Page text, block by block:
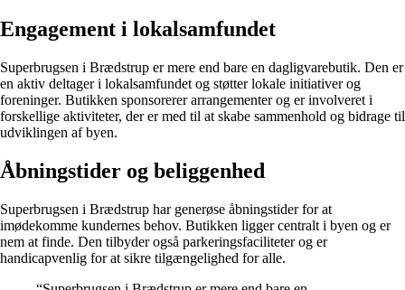
Engagement i lokalsamfundet
Superbrugsen i Brædstrup er mere end bare en dagligvarebutik. Den er
en aktiv deltager i lokalsamfundet og støtter lokale initiativer og
foreninger. Butikken sponsorerer arrangementer og er involveret i
forskellige aktiviteter, der er med til at skabe sammenhold og bidrage til
udviklingen af byen.
Åbningstider og beliggenhed
Superbrugsen i Brædstrup har generøse åbningstider for at
imødekomme kundernes behov. Butikken ligger centralt i byen og er
nem at finde. Den tilbyder også parkeringsfaciliteter og er
handicapvenlig for at sikre tilgængelighed for alle.